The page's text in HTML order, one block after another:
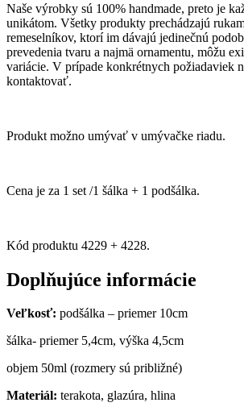
Naše výrobky sú 100% handmade, preto je
unikátom. Všetky produkty prechádzajú
remeselníkov, ktorí im dávajú jedinečnú
prevedenia tvaru a najmä ornamentu, môžu
variácie. V prípade konkrétnych požiadaviek
kontaktovať.
Produkt možno umývať v umývačke riadu.
Cena je za 1 set /1 šálka + 1 podšálka.
Kód produktu 4229 + 4228.
Doplňujúce informácie
Veľkosť: podšálka – priemer 10cm
šálka- priemer 5,4cm, výška 4,5cm
objem 50ml (rozmery sú približné)
Materiál: terakota, glazúra, hlina